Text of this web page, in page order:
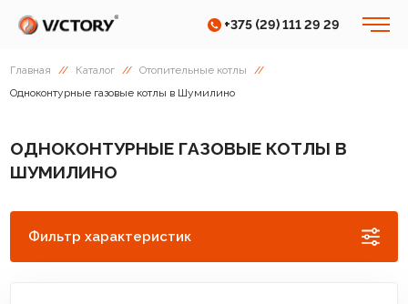
+375 (29) 111 29 29
Главная // Каталог // Отопительные котлы
//
Одноконтурные газовые котлы в Шумилино
ОДНОКОНТУРНЫЕ ГАЗОВЫЕ КОТЛЫ В
ШУМИЛИНО
Фильтр характеристик